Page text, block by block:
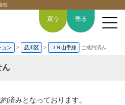
社
買う 売る
ョン > 品川区 > ＪＲ山手線 ご成約済み
ん
済みとなっております。